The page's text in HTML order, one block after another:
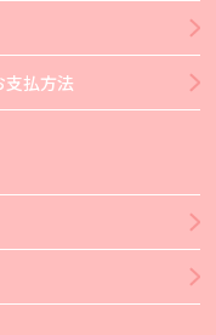
払方法